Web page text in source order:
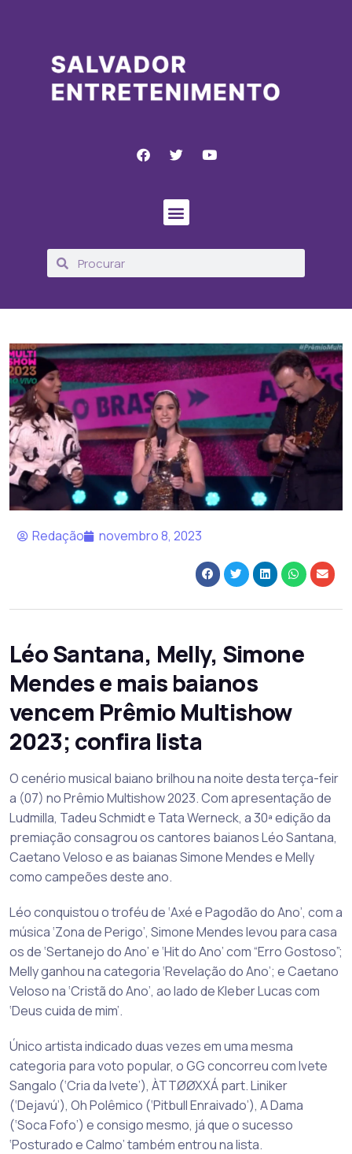
Redação novembro 8, 2023
Léo Santana, Melly, Simone
Mendes e mais baianos
vencem Prêmio Multishow
2023; confira lista
O cenério musical baiano brilhou na noite desta terça-feir
a (07) no Prêmio Multishow 2023. Com apresentação de
Ludmilla, Tadeu Schmidt e Tata Werneck, a 30ª edição da
premiação consagrou os cantores baianos Léo Santana,
Caetano Veloso e as baianas Simone Mendes e Melly
como campeões deste ano.
Léo conquistou o troféu de ‘Axé e Pagodão do Ano’, com a
música ‘Zona de Perigo’, Simone Mendes levou para casa
os de ‘Sertanejo do Ano’ e ‘Hit do Ano’ com “Erro Gostoso”;
Melly ganhou na categoria ‘Revelação do Ano’; e Caetano
Veloso na ‘Cristã do Ano’, ao lado de Kleber Lucas com
‘Deus cuida de mim’.
Único artista indicado duas vezes em uma mesma
categoria para voto popular, o GG concorreu com Ivete
Sangalo (‘Cria da Ivete’), ÀTTØØXXÁ part. Liniker
(‘Dejavú’), Oh Polêmico (‘Pitbull Enraivado’), A Dama
(‘Soca Fofo’) e consigo mesmo, já que o sucesso
‘Posturado e Calmo’ também entrou na lista.